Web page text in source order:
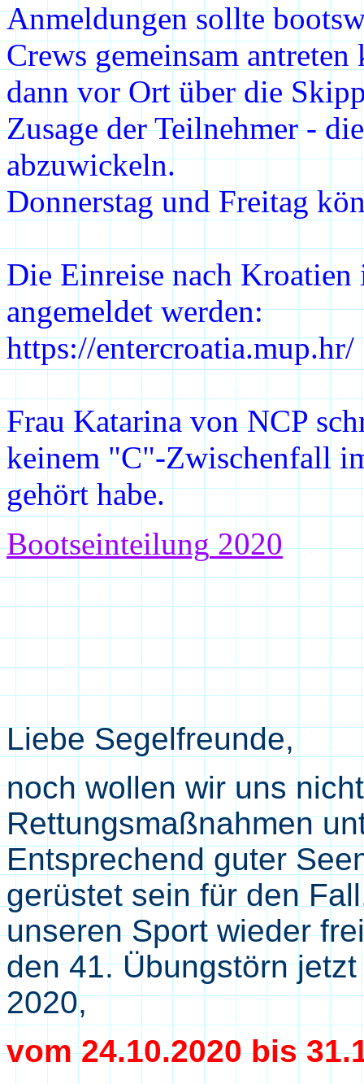
Anmeldungen sollte
Crews gemeinsam
dann vor Ort über die
Zusage der Teilnehmer -
abzuwickeln.
Donnerstag und Freitag
Die Einreise nach Kroatien
angemeldet werden:
https://entercroatia.mup.hr/
Frau Katarina von NCP
keinem "C"-Zwischenfall
gehört habe.
Bootseinteilung2020
Liebe Segelfreunde,
noch wollen wir uns
Rettungsmaßnahmen
Entsprechend guter
gerüstet sein für den
unseren Sport wieder
den 41. Übungstörn
2020,
vom 24.10.2020 bis